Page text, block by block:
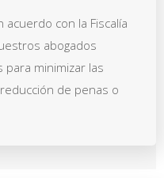
acuerdo con la Fiscalía
abogados
para minimizar las
de penas o